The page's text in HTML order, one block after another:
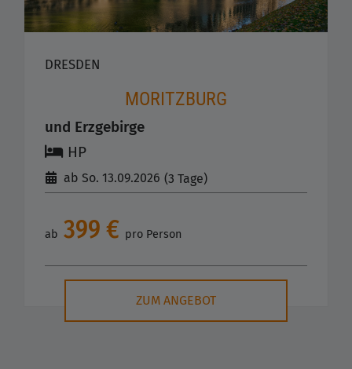
DRESDEN
MORITZBURG
und Erzgebirge
HP
ab So. 13.09.2026 (3 Tage)
ab 399 € pro Person
ZUM ANGEBOT